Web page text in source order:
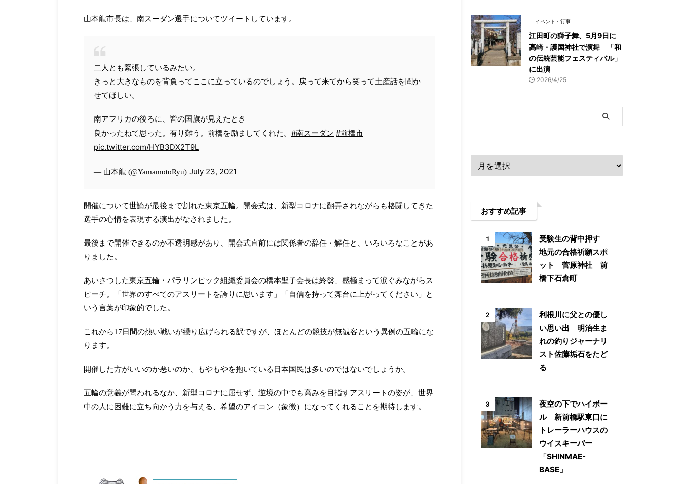
山本龍市長は、南スーダン選手についてツイートしています。
二人とも緊張しているみたい。
きっと大きなものを背負ってここに立っているのでしょう。戻って来てから笑って土産話を聞か
せてほしい。
南アフリカの後ろに、皆の国旗が見えたとき
良かったねて思った。有り難う。前橋を励ましてくれた。 #南スーダン #前橋市
pic.twitter.com/HYB3DX2T9L
— 山本龍 (@YamamotoRyu) July 23, 2021
開催について世論が最後まで割れた東京五輪。開会式は、新型コロナに翻弄されながらも格闘してきた
選手の心情を表現する演出がなされました。
最後まで開催できるのか不透明感があり、開会式直前には関係者の辞任・解任と、いろいろなことがあ
りました。
あいさつした東京五輪・パラリンピック組織委員会の橋本聖子会長は終盤、感極まって涙ぐみながらス
ピーチ。「世界のすべてのアスリートを誇りに思います」「自信を持って舞台に上がってください」と
いう言葉が印象的でした。
これから17日間の熱い戦いが繰り広げられる訳ですが、ほとんどの競技が無観客という異例の五輪にな
ります。
開催した方がいいのか悪いのか、もやもやを抱いている日本国民は多いのではないでしょうか。
五輪の意義が問われるなか、新型コロナに屈せず、逆境の中でも高みを目指すアスリートの姿が、世界
中の人に困難に立ち向かう力を与える、希望のアイコン（象徴）になってくれることを期待します。
イベント・行事
江田町の獅子舞、5月9日に
高崎・護国神社で演舞 「和
の伝統芸能フェスティバル」
に出演
2026/4/25
おすすめ記事
1
受験生の背中押す
地元の合格祈願スポ
ット 菅原神社 前
橋下石倉町
2
利根川に父との優し
い思い出 明治生ま
れの釣りジャーナリ
スト佐藤垢石をたど
る
3
夜空の下でハイボー
ル 新前橋駅東口に
トレーラーハウスの
ウイスキーバー
「SHINMAE-
BASE」